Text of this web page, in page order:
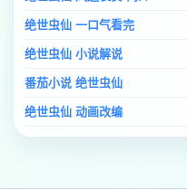
绝世虫仙 一口气看完
绝世虫仙 小说解说
番茄小说 绝世虫仙
绝世虫仙 动画改编